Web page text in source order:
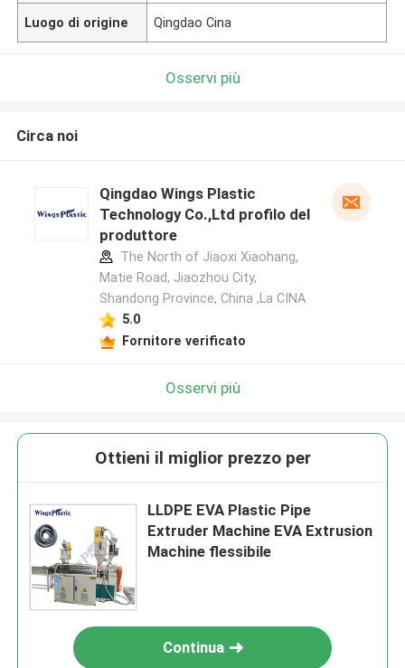
Luogo di origine Qingdao Cina
Osservi più
Circa noi
Qingdao Wings Plastic
Technology Co.,Ltd profilo del
produttore
The North of Jiaoxi Xiaohang,
Matie Road, Jiaozhou City,
Shandong Province, China ,La CINA
5.0
Fornitore verificato
Osservi più
Ottieni il miglior prezzo per
LLDPE EVA Plastic Pipe
Extruder Machine EVA Extrusion
Machine flessibile
Continua